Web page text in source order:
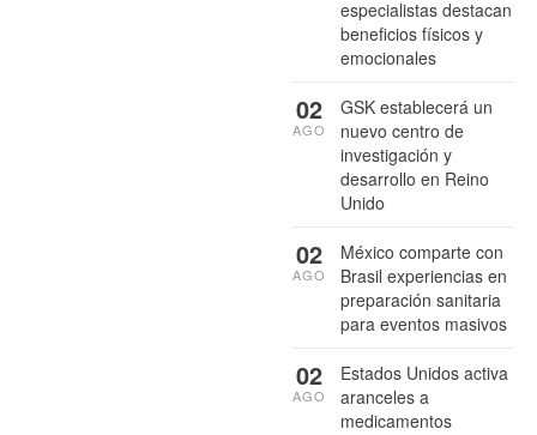
especialistas destacan
beneficios físicos y
emocionales
GSK establecerá un
nuevo centro de
investigación y
desarrollo en Reino
Unido
02
AGO
México comparte con
Brasil experiencias en
preparación sanitaria
para eventos masivos
02
AGO
Estados Unidos activa
aranceles a
medicamentos
02
AGO